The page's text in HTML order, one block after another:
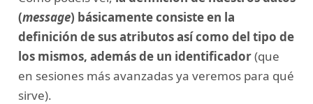
(message) básicamente consiste en la
definición de sus atributos así como del tipo de
los mismos, además de un identificador(que
en sesiones más avanzadas ya veremos para qué
sirve).